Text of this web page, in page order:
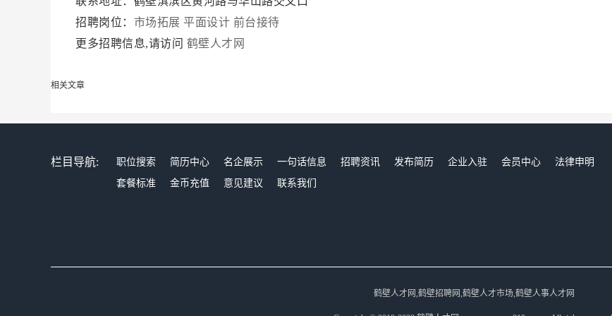
招聘岗位： 市场拓展 平面设计 前台接待
更多招聘信息,请访问 鹤壁人才网
相关文章
栏目导航: 职位搜索 简历中心 名企展示 一句话信息 招聘资讯 发布简历 企业入驻 会员中心
法律申明
套餐标准
金币充值 意见建议 联系我们
鹤壁人才网,鹤壁招聘网,鹤壁人才市场,鹤壁人事人才网